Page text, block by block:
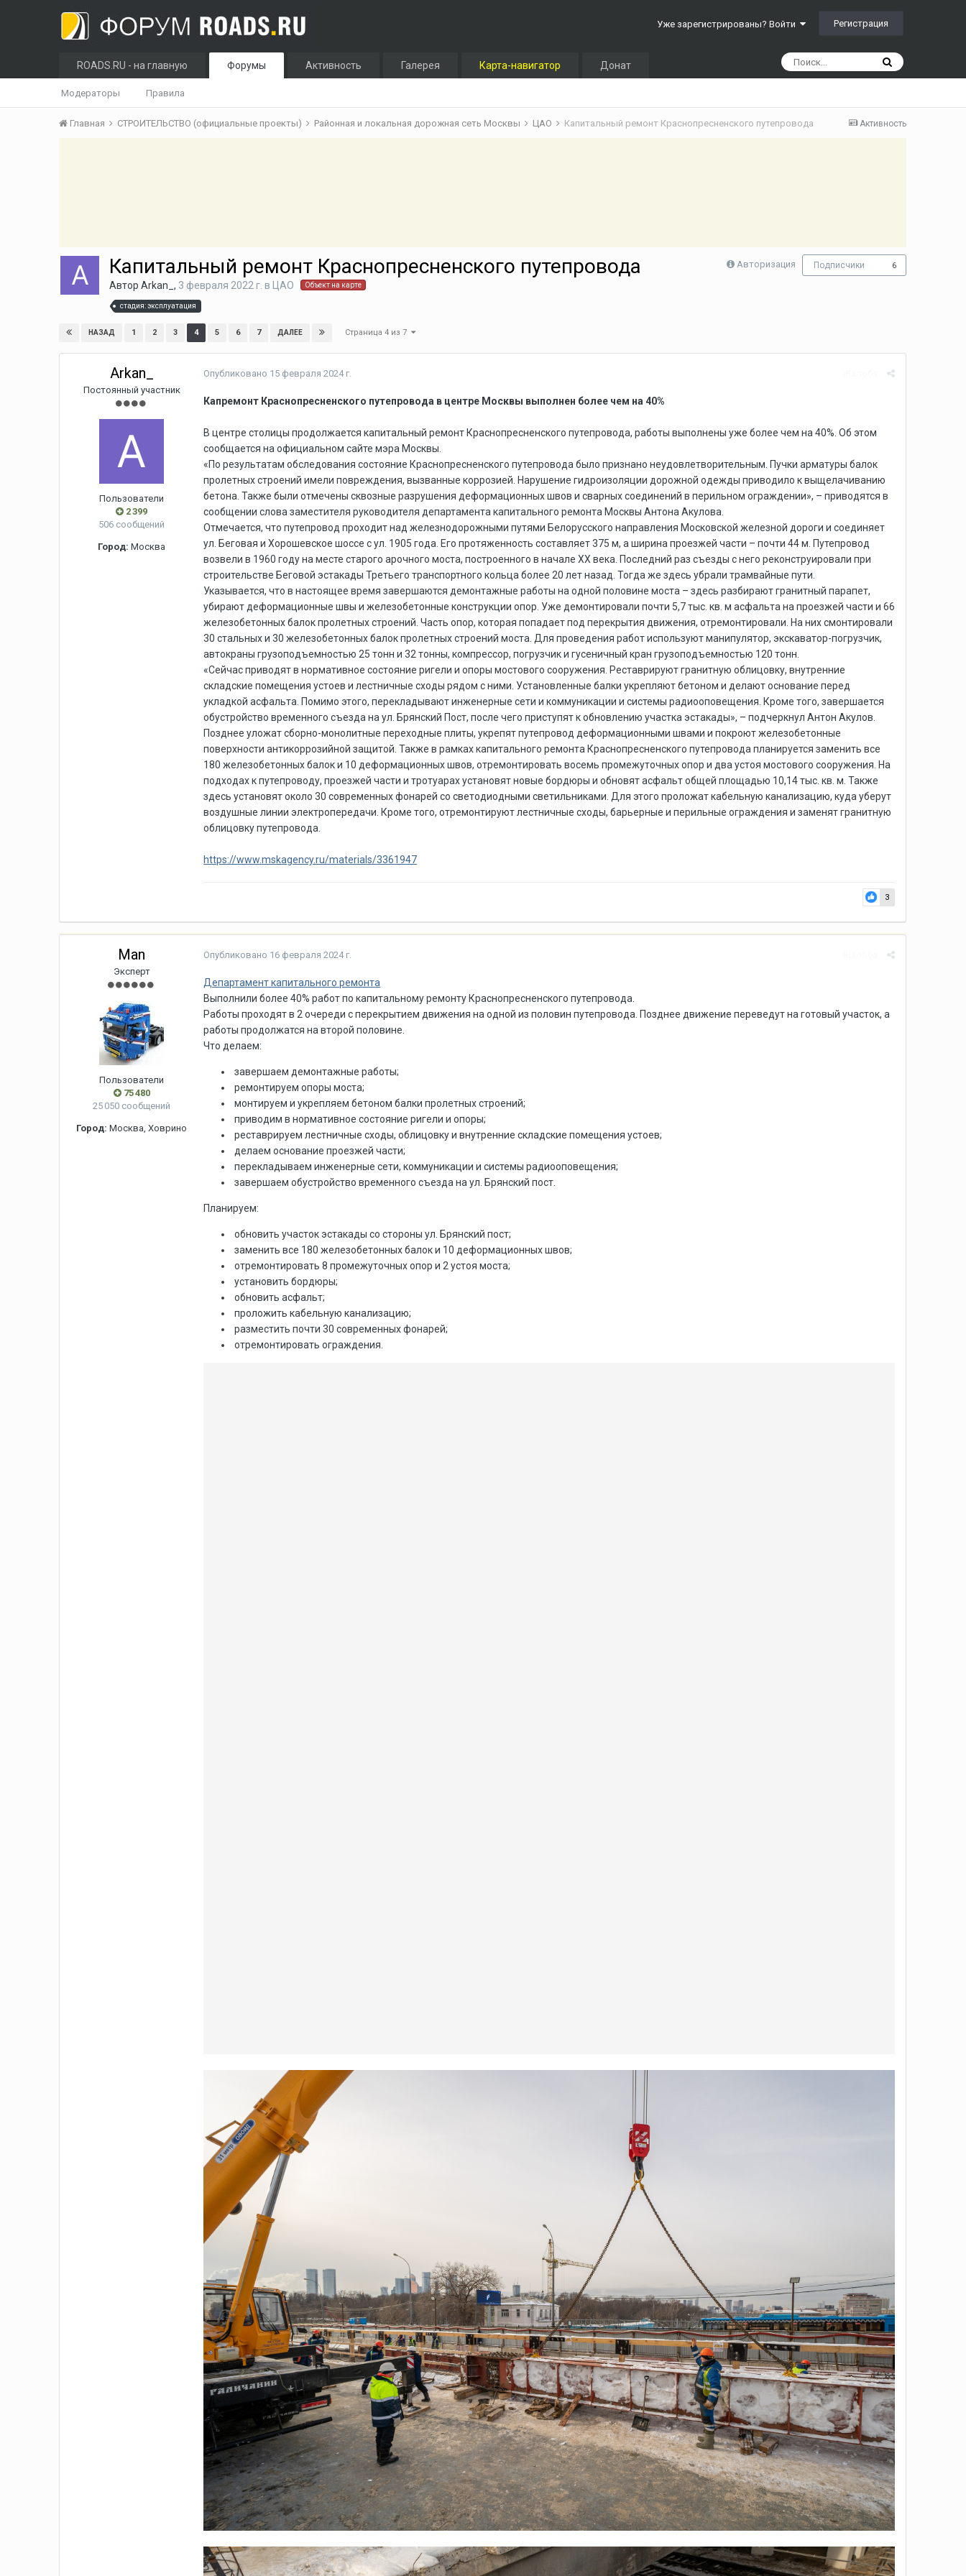
Уже зарегистрированы? Войти Регистрация
ROADS.RU - на главную Форумы
Модераторы Правила
Активность Галерея Карта-навигатор Донат
Активность
Главная СТРОИТЕЛЬСТВО (официальные проекты) Районная и локальная дорожная сеть Москвы ЦАО Капитальный ремонт Краснопресненского путепровода
Авторизация Подписчики 6
Капитальный ремонт Краснопресненского путепровода
АвторArkan_, 3 февраля 2022 г. в ЦАО Объект на карте
стадия: эксплуатация
НАЗАД 1 2 3 4 5 6 7 ДАЛЕЕ Страница 4 из 7
Arkan_
Постоянный участник
Пользователи
2 399
506 сообщений
Город: Москва
Опубликовано 15 февраля 2024 г.
Капремонт Краснопресненского путепровода в центре Москвы выполнен более чем на 40%
В центре столицы продолжается капитальный ремонт Краснопресненского путепровода, работы выполнены уже более чем на 40%. Об этом
сообщается на официальном сайте мэра Москвы.
«По результатам обследования состояние Краснопресненского путепровода было признано неудовлетворительным. Пучки арматуры балок
пролетных строений имели повреждения, вызванные коррозией. Нарушение гидроизоляции дорожной одежды приводило к выщелачиванию
бетона. Также были отмечены сквозные разрушения деформационных швов и сварных соединений в перильном ограждении», – приводятся в
сообщении слова заместителя руководителя департамента капитального ремонта Москвы Антона Акулова.
Отмечается, что путепровод проходит над железнодорожными путями Белорусского направления Московской железной дороги и соединяет
ул. Беговая и Хорошевское шоссе с ул. 1905 года. Его протяженность составляет 375 м, а ширина проезжей части – почти 44 м. Путепровод
возвели в 1960 году на месте старого арочного моста, построенного в начале XX века. Последний раз съезды с него реконструировали при
строительстве Беговой эстакады Третьего транспортного кольца более 20 лет назад. Тогда же здесь убрали трамвайные пути.
Указывается, что в настоящее время завершаются демонтажные работы на одной половине моста – здесь разбирают гранитный парапет,
убирают деформационные швы и железобетонные конструкции опор. Уже демонтировали почти 5,7 тыс. кв. м асфальта на проезжей части и 66
железобетонных балок пролетных строений. Часть опор, которая попадает под перекрытия движения, отремонтировали. На них смонтировали
30 стальных и 30 железобетонных балок пролетных строений моста. Для проведения работ используют манипулятор, экскаватор-погрузчик,
автокраны грузоподъемностью 25 тонн и 32 тонны, компрессор, погрузчик и гусеничный кран грузоподъемностью 120 тонн.
«Сейчас приводят в нормативное состояние ригели и опоры мостового сооружения. Реставрируют гранитную облицовку, внутренние
складские помещения устоев и лестничные сходы рядом с ними. Установленные балки укрепляют бетоном и делают основание перед
укладкой асфальта. Помимо этого, перекладывают инженерные сети и коммуникации и системы радиооповещения. Кроме того, завершается
обустройство временного съезда на ул. Брянский Пост, после чего приступят к обновлению участка эстакады», – подчеркнул Антон Акулов.
Позднее уложат сборно-монолитные переходные плиты, укрепят путепровод деформационными швами и покроют железобетонные
поверхности антикоррозийной защитой. Также в рамках капитального ремонта Краснопресненского путепровода планируется заменить все
180 железобетонных балок и 10 деформационных швов, отремонтировать восемь промежуточных опор и два устоя мостового сооружения. На
подходах к путепроводу, проезжей части и тротуарах установят новые бордюры и обновят асфальт общей площадью 10,14 тыс. кв. м. Также
здесь установят около 30 современных фонарей со светодиодными светильниками. Для этого проложат кабельную канализацию, куда уберут
воздушные линии электропередачи. Кроме того, отремонтируют лестничные сходы, барьерные и перильные ограждения и заменят гранитную
облицовку путепровода.
https://www.mskagency.ru/materials/3361947
3
Man
Эксперт
Пользователи
75 480
25 050 сообщений
Город: Москва, Ховрино
Опубликовано 16 февраля 2024 г.
Департамент капитального ремонта
Выполнили более 40% работ по капитальному ремонту Краснопресненского путепровода.
Работы проходят в 2 очереди с перекрытием движения на одной из половин путепровода. Позднее движение переведут на готовый участок, а
работы продолжатся на второй половине.
Что делаем:
завершаем демонтажные работы;
ремонтируем опоры моста;
монтируем и укрепляем бетоном балки пролетных строений;
приводим в нормативное состояние ригели и опоры;
реставрируем лестничные сходы, облицовку и внутренние складские помещения устоев;
делаем основание проезжей части;
перекладываем инженерные сети, коммуникации и системы радиооповещения;
завершаем обустройство временного съезда на ул. Брянский пост.
Планируем:
обновить участок эстакады со стороны ул. Брянский пост;
заменить все 180 железобетонных балок и 10 деформационных швов;
отремонтировать 8 промежуточных опор и 2 устоя моста;
установить бордюры;
обновить асфальт;
проложить кабельную канализацию;
разместить почти 30 современных фонарей;
отремонтировать ограждения.